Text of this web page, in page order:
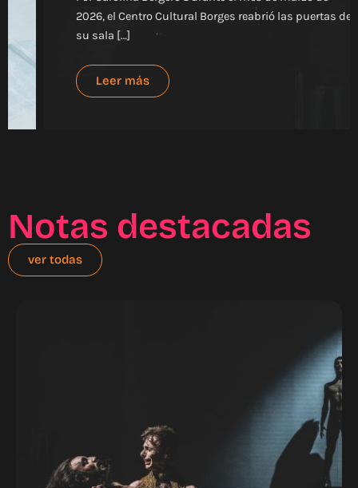
2026, el Centro Cultural Borges reabrió las puertas de
su sala […]
Leer más
Notas destacadas
ver todas